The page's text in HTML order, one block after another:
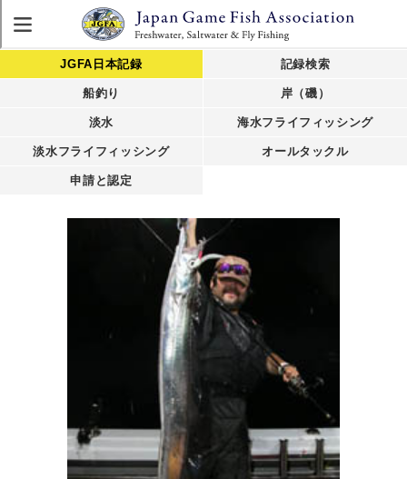
JGFA日本記録 記録検索
船釣り 岸（磯）
淡水 海水フライフィッシング
淡水フライフィッシング オールタックル
申請と認定